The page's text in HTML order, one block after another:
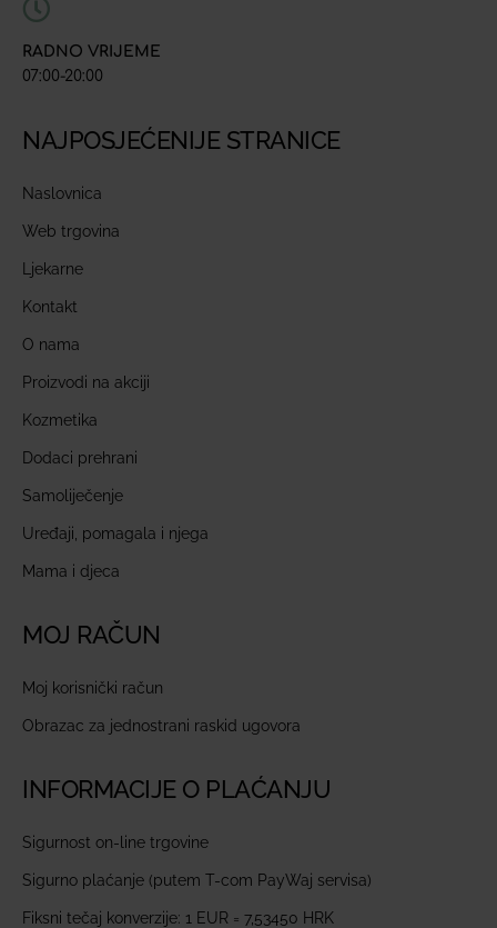
RADNO VRIJEME
07:00-20:00
NAJPOSJEĆENIJE STRANICE
Naslovnica
Web trgovina
Ljekarne
Kontakt
O nama
Proizvodi na akciji
Kozmetika
Dodaci prehrani
Samoliječenje
Uređaji, pomagala i njega
Mama i djeca
MOJ RAČUN
Moj korisnički račun
Obrazac za jednostrani raskid ugovora
INFORMACIJE O PLAĆANJU
Sigurnost on-line trgovine
Sigurno plaćanje (putem T-com PayWaj servisa)
Fiksni tečaj konverzije: 1 EUR = 7,53450 HRK